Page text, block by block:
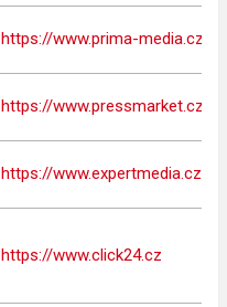
https://www.prima-media.cz
https://www.pressmarket.cz
https://www.expertmedia.cz
https://www.click24.cz